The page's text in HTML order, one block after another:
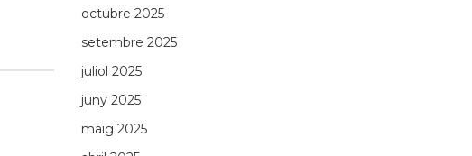
octubre 2025
setembre 2025
juliol 2025
juny 2025
maig 2025